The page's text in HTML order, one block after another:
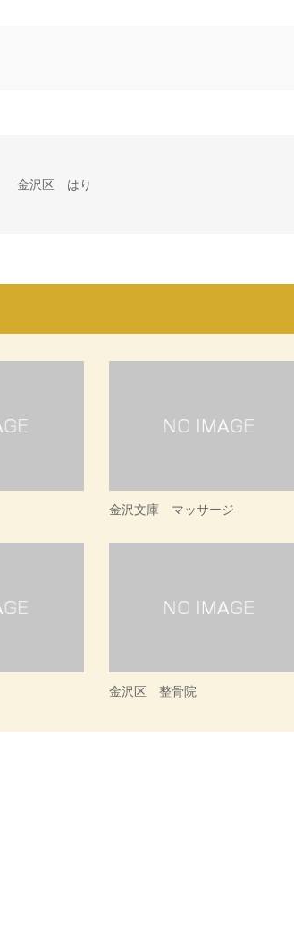
金沢区 はり
金沢文庫 マッサージ
金沢区 整骨院